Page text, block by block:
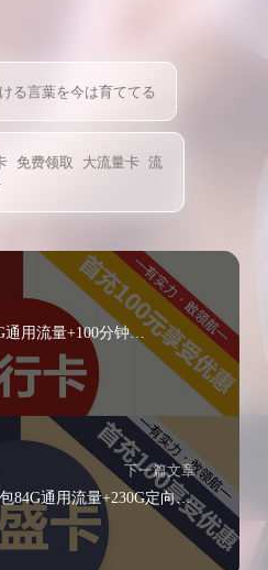
る言葉を今は育ててる
免费领取 大流量卡 流
联通逆行卡19元包180G通用流量+100分钟通话（四年月租19）
下一篇文章
电信昌盛卡29元包84G通用流量+230G定向流量+通话0.1元/分钟